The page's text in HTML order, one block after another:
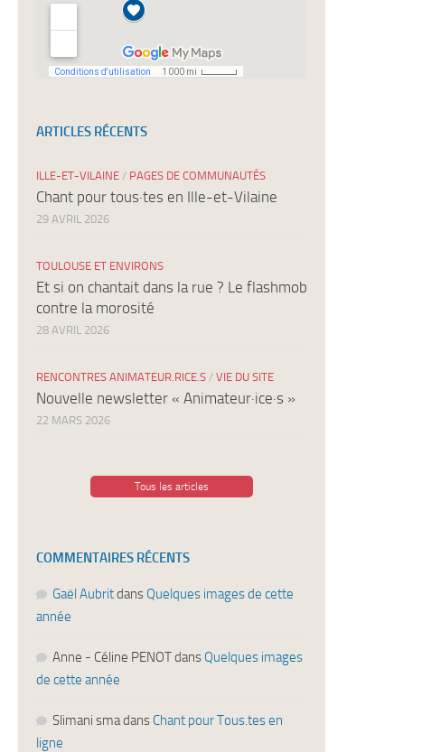
ARTICLES RÉCENTS
ILLE-ET-VILAINE / PAGES DE COMMUNAUTÉS
Chant pour tous·tes en Ille-et-Vilaine
29 AVRIL 2026
TOULOUSE ET ENVIRONS
Et si on chantait dans la rue ? Le flashmob
contre la morosité
28 AVRIL 2026
RENCONTRES ANIMATEUR.RICE.S / VIE DU SITE
Nouvelle newsletter « Animateur·ice·s »
22 MARS 2026
Tous les articles
COMMENTAIRES RÉCENTS
Gaël Aubritdans Quelques images de cette
année
Anne - Céline PENOTdans Quelques images
de cette année
Slimani smadans Chant pour Tous.tes en
ligne